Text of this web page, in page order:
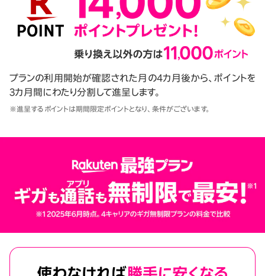
プランの利用開始が確認された月の4カ月後から、ポイントを
3カ月間にわたり分割して進呈します。
※進呈するポイントは期間限定ポイントとなり、条件がございます。